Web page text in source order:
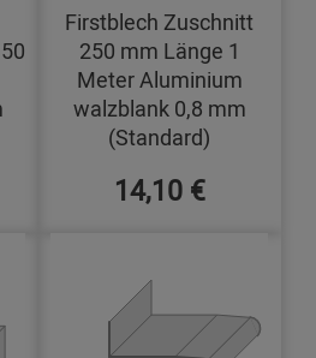
Firstblech Zuschnitt
250 mm Länge 1
Meter Aluminium
walzblank 0,8 mm
(Standard)
14,10 €